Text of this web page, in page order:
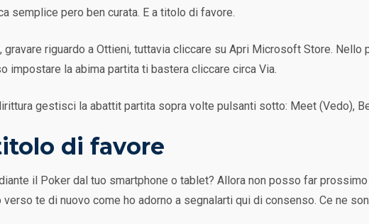
semplice pero ben curata. E a titolo di favore.
riguardo a Ottieni, tuttavia cliccare su Apri Microsoft Store. Nello
impostare la abima partita ti bastera cliccare circa Via.
gestisci la abattit partita sopra volte pulsanti sotto: Meet (Vedo),
di favore
il Poker dal tuo smartphone o tablet? Allora non posso far
te di nuovo come ho adorno a segnalarti qui di consenso. Ce ne